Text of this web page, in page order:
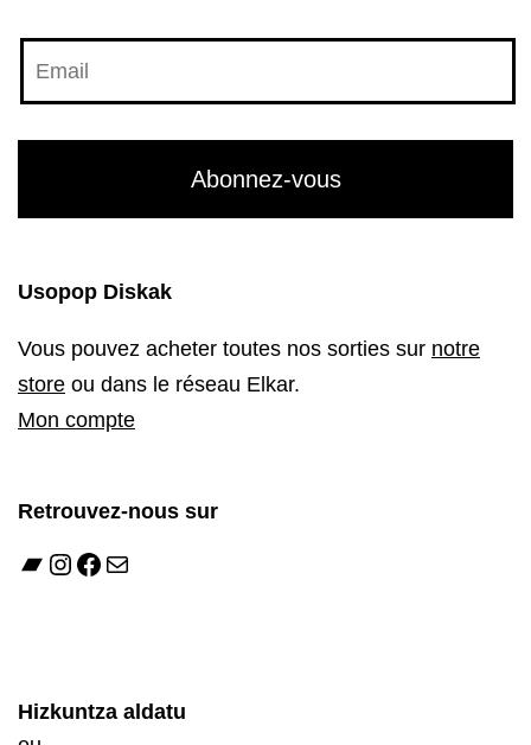
Usopop Diskak
Vous pouvez acheter toutes nos sorties sur notre
store ou dans le réseau Elkar.
Mon compte
Retrouvez-nous sur
Bandcamp
Instagram
Facebook
E-mail
Hizkuntza aldatu